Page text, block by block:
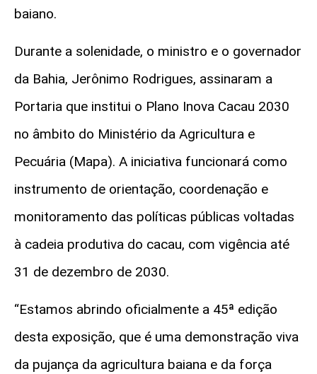
baiano.
Durante a solenidade, o ministro e o governador
da Bahia, Jerônimo Rodrigues, assinaram a
Portaria que institui o Plano Inova Cacau 2030
no âmbito do Ministério da Agricultura e
Pecuária (Mapa). A iniciativa funcionará como
instrumento de orientação, coordenação e
monitoramento das políticas públicas voltadas
à cadeia produtiva do cacau, com vigência até
31 de dezembro de 2030.
“Estamos abrindo oficialmente a 45ª edição
desta exposição, que é uma demonstração viva
da pujança da agricultura baiana e da força